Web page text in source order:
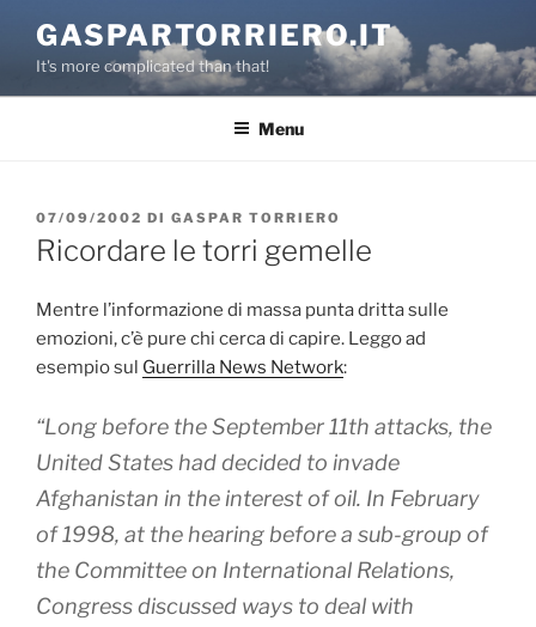
contenuto
GASPARTORRIERO.IT
It's more complicated than that!
Menu
PUBBLICATO
IL
07/09/2002 DI GASPAR TORRIERO
Ricordare le torri gemelle
Mentre l’informazione di massa punta dritta sulle
emozioni, c’è pure chi cerca di capire. Leggo ad
esempio sul Guerrilla News Network:
“Long before the September 11th attacks, the
United States had decided to invade
Afghanistan in the interest of oil. In February
of 1998, at the hearing before a sub-group of
the Committee on International Relations,
Congress discussed ways to deal with